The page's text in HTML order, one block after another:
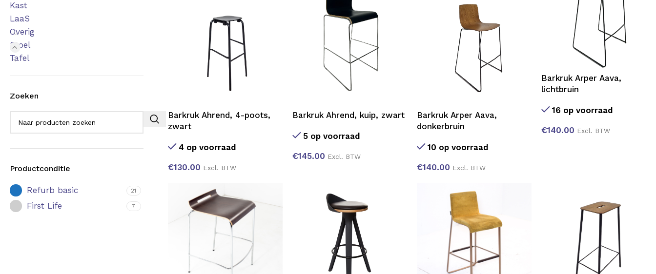
Kast
LaaS
Overig
Stoel
Tafel
Zoeken
Productconditie
Refurb basic 21
First Life 7
Barkruk Ahrend, 4-poots,
zwart
4 op voorraad
€130.00 Excl. BTW
Barkruk Ahrend, kuip, zwart
5 op voorraad
€145.00 Excl. BTW
Barkruk Arper Aava,
donkerbruin
10 op voorraad
€140.00 Excl. BTW
Barkruk Arper Aava,
lichtbruin
16 op voorraad
€140.00 Excl. BTW